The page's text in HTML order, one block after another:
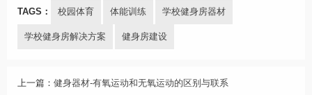
TAGS： 校园体育 体能训练 学校健身房器材
学校健身房解决方案 健身房建设
上一篇： 健身器材-有氧运动和无氧运动的区别与联系